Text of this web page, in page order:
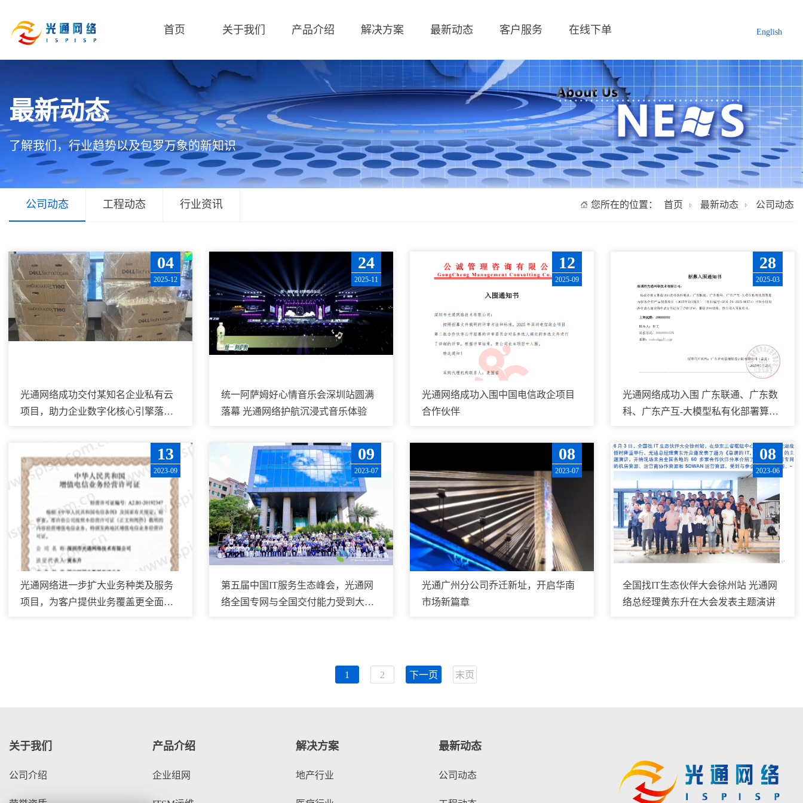
首页 关于我们 产品介绍 解决方案 最新动态 客户服务 在线下单 English
最新动态
了解我们，行业趋势以及包罗万象的新知识
公司动态 工程动态 行业资讯 您所在的位置： 首页 最新动态 公司动态
04
2025-12
光通网络成功交付某知名企业私有云
项目，助力企业数字化核心引擎落户
24
2025-11
统一阿萨姆好心情音乐会深圳站圆满
落幕 光通网络护航沉浸式音乐体验
12
2025-09
光通网络成功入围中国电信政企项目
合作伙伴
28
2025-03
光通网络成功入围 广东联通、广东数
科、广东产互-大模型私有化部署算力
13
2023-09
光通网络进一步扩大业务种类及服务
项目，为客户提供业务覆盖更全面、
09
2023-07
第五届中国IT服务生态峰会，光通网
络全国专网与全国交付能力受到大会
08
2023-07
光通广州分公司乔迁新址，开启华南
市场新篇章
08
2023-06
全国找IT生态伙伴大会徐州站 光通网
络总经理黄东升在大会发表主题演讲
1 2 下一页 末页
关于我们
公司介绍
产品介绍
企业组网
解决方案
地产行业
最新动态
公司动态